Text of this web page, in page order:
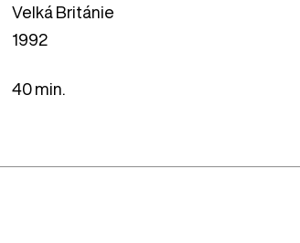
Velká Británie
1992
40 min.